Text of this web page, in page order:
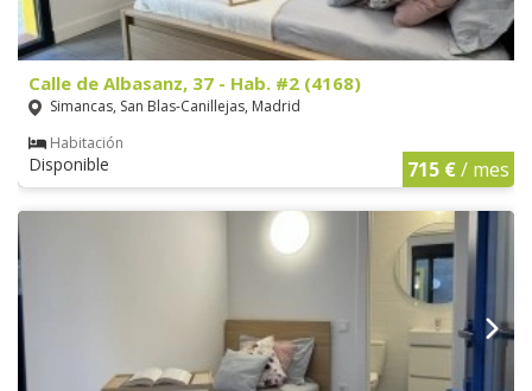
Calle de Albasanz, 37 - Hab. #2 (4168)
Simancas, San Blas-Canillejas, Madrid
Habitación
Disponible 715 €/ mes